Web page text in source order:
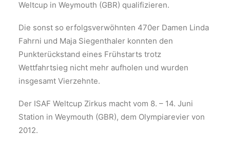
Weltcup in Weymouth (GBR) qualifizieren.
Die sonst so erfolgsverwöhnten 470er Damen Linda
Fahrni und Maja Siegenthaler konnten den
Punkterückstand eines Frühstarts trotz
Wettfahrtsieg nicht mehr aufholen und wurden
insgesamt Vierzehnte.
Der ISAF Weltcup Zirkus macht vom 8. – 14. Juni
Station in Weymouth (GBR), dem Olympiarevier von
2012.